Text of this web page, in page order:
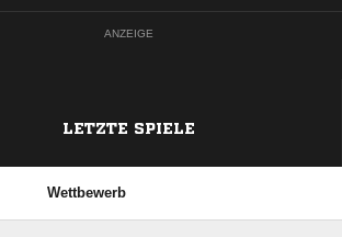
ANZEIGE
LETZTE SPIELE
Wettbewerb